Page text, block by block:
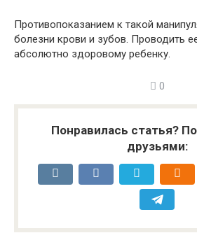
Противопоказанием к такой
болезни крови и зубов. Проводить
абсолютно здоровому ребенку.
0
Понравилась статья?
друзьями: